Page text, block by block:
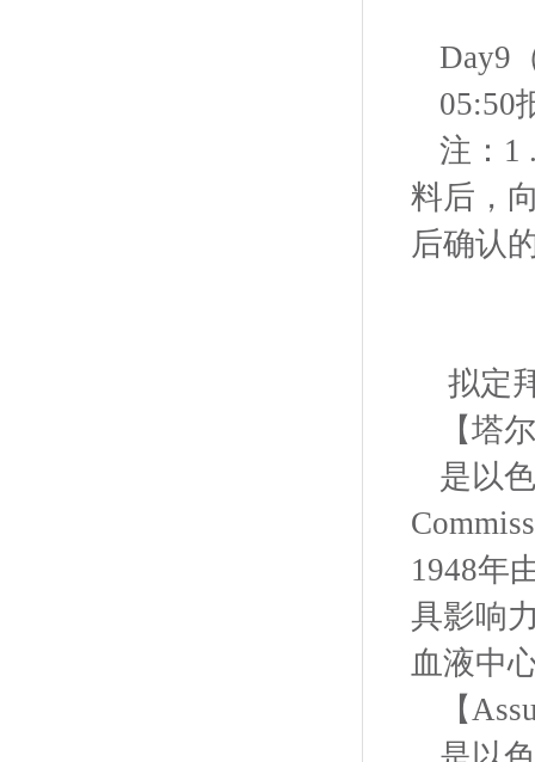
Day9
05:50
注：1
料后，
后确认
拟定
【塔
是以
1948年
具影响
血液中
【